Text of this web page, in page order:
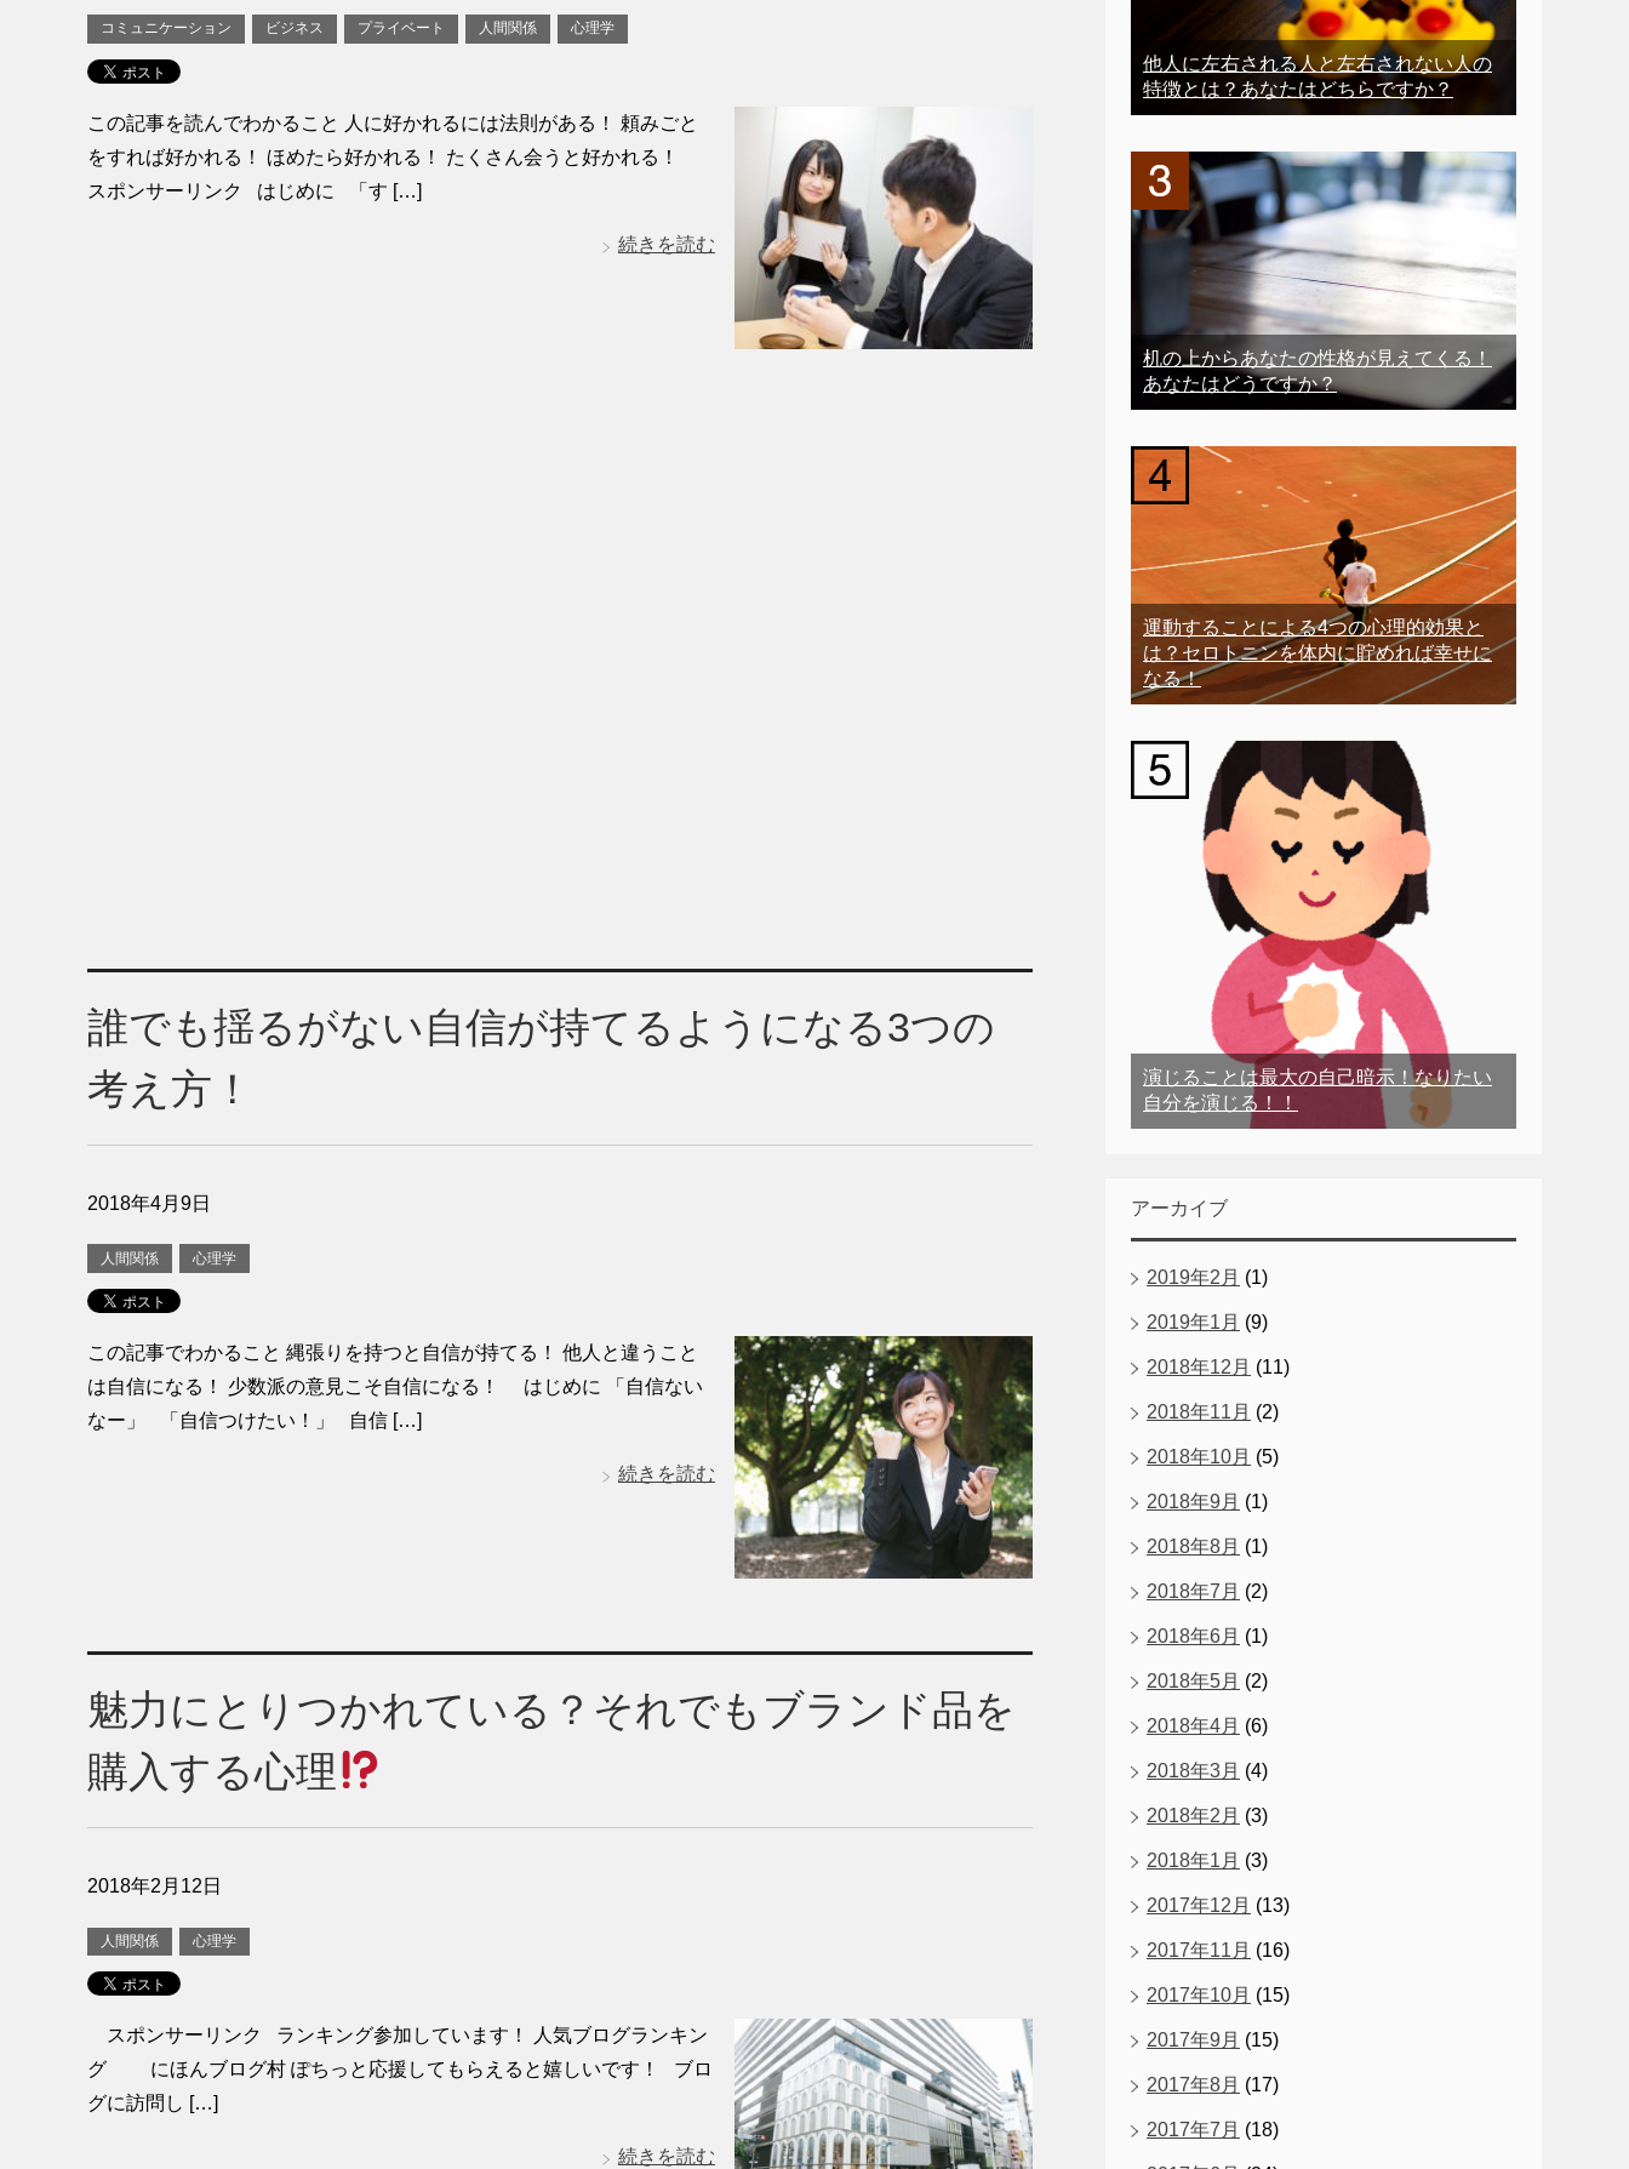
コミュニケーション ビジネス プライベート 人間関係 心理学
この記事を読んでわかること 人に好かれるには法則がある！ 頼みごと
をすれば好かれる！ ほめたら好かれる！ たくさん会うと好かれる！
スポンサーリンク はじめに 「す […]
続きを読む
誰でも揺るがない自信が持てるようになる3つの
考え方！
2018年4月9日
人間関係 心理学
この記事でわかること 縄張りを持つと自信が持てる！ 他人と違うこと
は自信になる！ 少数派の意見こそ自信になる！ はじめに 「自信ない
なー」 「自信つけたい！」 自信 […]
続きを読む
魅力にとりつかれている？それでもブランド品を
購入する心理
2018年2月12日
人間関係 心理学
スポンサーリンク ランキング参加しています！ 人気ブログランキン
グ にほんブログ村 ぽちっと応援してもらえると嬉しいです！ ブロ
グに訪問し […]
続きを読む
他人に左右される人と左右されない人の
特徴とは？あなたはどちらですか？
机の上からあなたの性格が見えてくる！
あなたはどうですか？
運動することによる4つの心理的効果と
は？セロトニンを体内に貯めれば幸せに
なる！
演じることは最大の自己暗示！なりたい
自分を演じる！！
アーカイブ
2019年2月 (1)
2019年1月 (9)
2018年12月 (11)
2018年11月 (2)
2018年10月 (5)
2018年9月 (1)
2018年8月 (1)
2018年7月 (2)
2018年6月 (1)
2018年5月 (2)
2018年4月 (6)
2018年3月 (4)
2018年2月 (3)
2018年1月 (3)
2017年12月 (13)
2017年11月 (16)
2017年10月 (15)
2017年9月 (15)
2017年8月 (17)
2017年7月 (18)